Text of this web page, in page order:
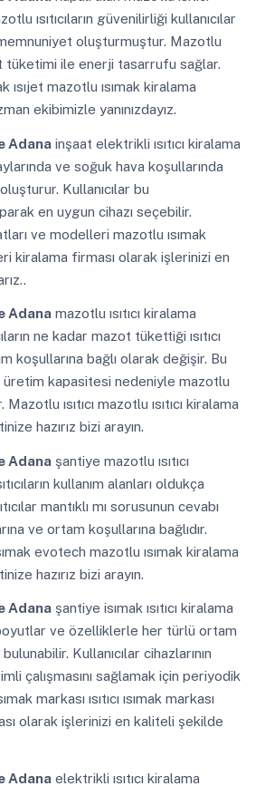
ısıtıcıların güvenilirliği kullanıcılar
oluşturmuştur. Mazotlu
tüketimi ile enerji tasarrufu sağlar.
ısıjet mazotlu ısımak kiralama
ekibimizle yanınızdayız.
Adanainşaat elektrikli ısıtıcı kiralama
ve soğuk hava koşullarında
Kullanıcılar bu
en uygun cihazı seçebilir.
ve modelleri mazotlu ısımak
kiralama firması olarak işlerinizi en
Adanamazotlu ısıtıcı kiralama
ne kadar mazot tükettiği ısıtıcı
koşullarına bağlı olarak değişir. Bu
üretim kapasitesi nedeniyle mazotlu
Mazotlu ısıtıcı mazotlu ısıtıcı kiralama
hazırız bizi arayın.
Adanaşantiye mazotlu ısıtıcı
kullanım alanları oldukça
mantıklı mı sorusunun cevabı
ve ortam koşullarına bağlıdır.
evotech mazotlu ısımak kiralama
hazırız bizi arayın.
Adanaşantiye isımak ısıtıcı kiralama
ve özelliklerle her türlü ortam
Kullanıcılar cihazlarının
çalışmasını sağlamak için periyodik
markası ısıtıcı ısımak markası
olarak işlerinizi en kaliteli şekilde
Adanaelektrikli ısıtıcı kiralama